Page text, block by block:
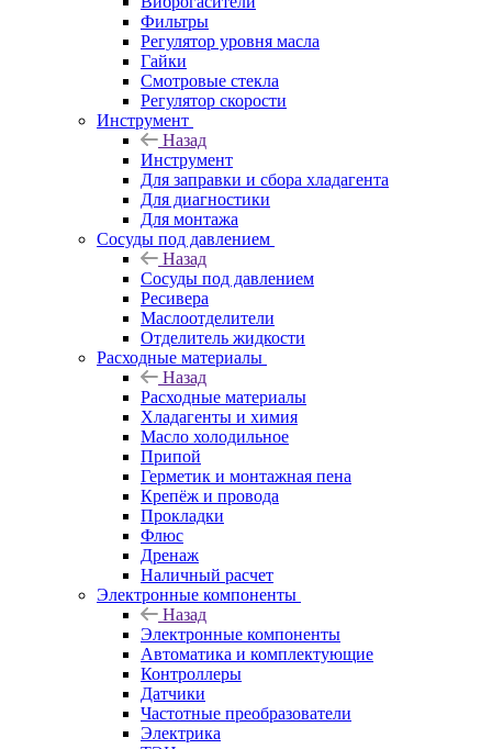
Фильтры
Регулятор уровня масла
Гайки
Смотровые стекла
Регулятор скорости
Инструмент
Назад
Инструмент
Для заправки и сбора хладагента
Для диагностики
Для монтажа
Сосуды под давлением
Назад
Сосуды под давлением
Ресивера
Маслоотделители
Отделитель жидкости
Расходные материалы
Назад
Расходные материалы
Хладагенты и химия
Масло холодильное
Припой
Герметик и монтажная пена
Крепёж и провода
Прокладки
Флюс
Дренаж
Наличный расчет
Электронные компоненты
Назад
Электронные компоненты
Автоматика и комплектующие
Контроллеры
Датчики
Частотные преобразователи
Электрика